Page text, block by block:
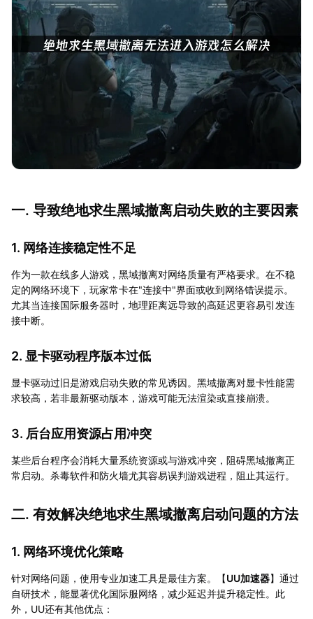
一. 导致绝地求生黑域撤离启动失败的主要因素
1. 网络连接稳定性不足
作为一款在线多人游戏，黑域撤离对网络质量有严格要求。在不稳
定的网络环境下，玩家常卡在"连接中"界面或收到网络错误提示。
尤其当连接国际服务器时，地理距离远导致的高延迟更容易引发连
接中断。
2. 显卡驱动程序版本过低
显卡驱动过旧是游戏启动失败的常见诱因。黑域撤离对显卡性能需
求较高，若非最新驱动版本，游戏可能无法渲染或直接崩溃。
3. 后台应用资源占用冲突
某些后台程序会消耗大量系统资源或与游戏冲突，阻碍黑域撤离正
常启动。杀毒软件和防火墙尤其容易误判游戏进程，阻止其运行。
二. 有效解决绝地求生黑域撤离启动问题的方法
1. 网络环境优化策略
针对网络问题，使用专业加速工具是最佳方案。【UU加速器】通过
自研技术，能显著优化国际服网络，减少延迟并提升稳定性。此
外，UU还有其他优点：